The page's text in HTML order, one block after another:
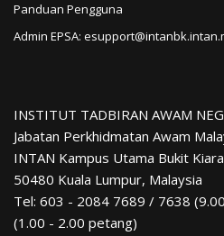
Panduan Pengguna
Admin EPSA:
INSTITUT TADBIRAN AWAM
Jabatan Perkhidmatan Awam
INTAN Kampus Utama Bukit
50480 Kuala Lumpur, Malaysia
Tel: 603 - 2084 7689 / 7638
(1.00 - 2.00 petang)